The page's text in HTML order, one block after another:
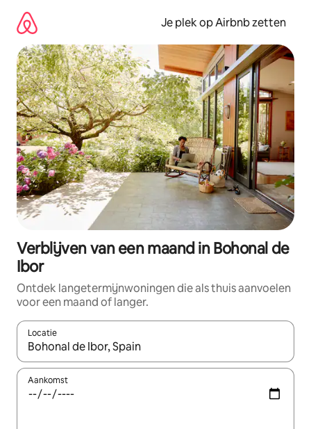
direct
naar
inhoud
Je plek op Airbnb zetten
Verblijven van een maand in Bohonal de
Ibor
Ontdek langetermijnwoningen die als thuis aanvoelen
voor een maand of langer.
Locatie
Wanneer er resultaten beschikbaar zijn, maak je een keuze
Aankomst